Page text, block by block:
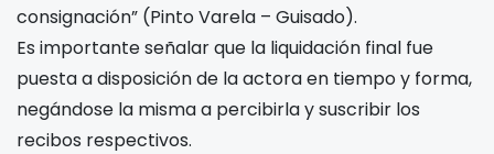
consignación” (Pinto Varela – Guisado).
Es importante señalar que la liquidación final fue
puesta a disposición de la actora en tiempo y forma,
negándose la misma a percibirla y suscribir los
recibos respectivos.